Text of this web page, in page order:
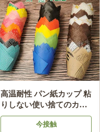
高温耐性 パン紙カップ 粘
りしない使い捨てのカッ
プケーキ
今接触